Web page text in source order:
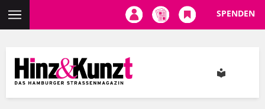
Inhalt
SPENDEN